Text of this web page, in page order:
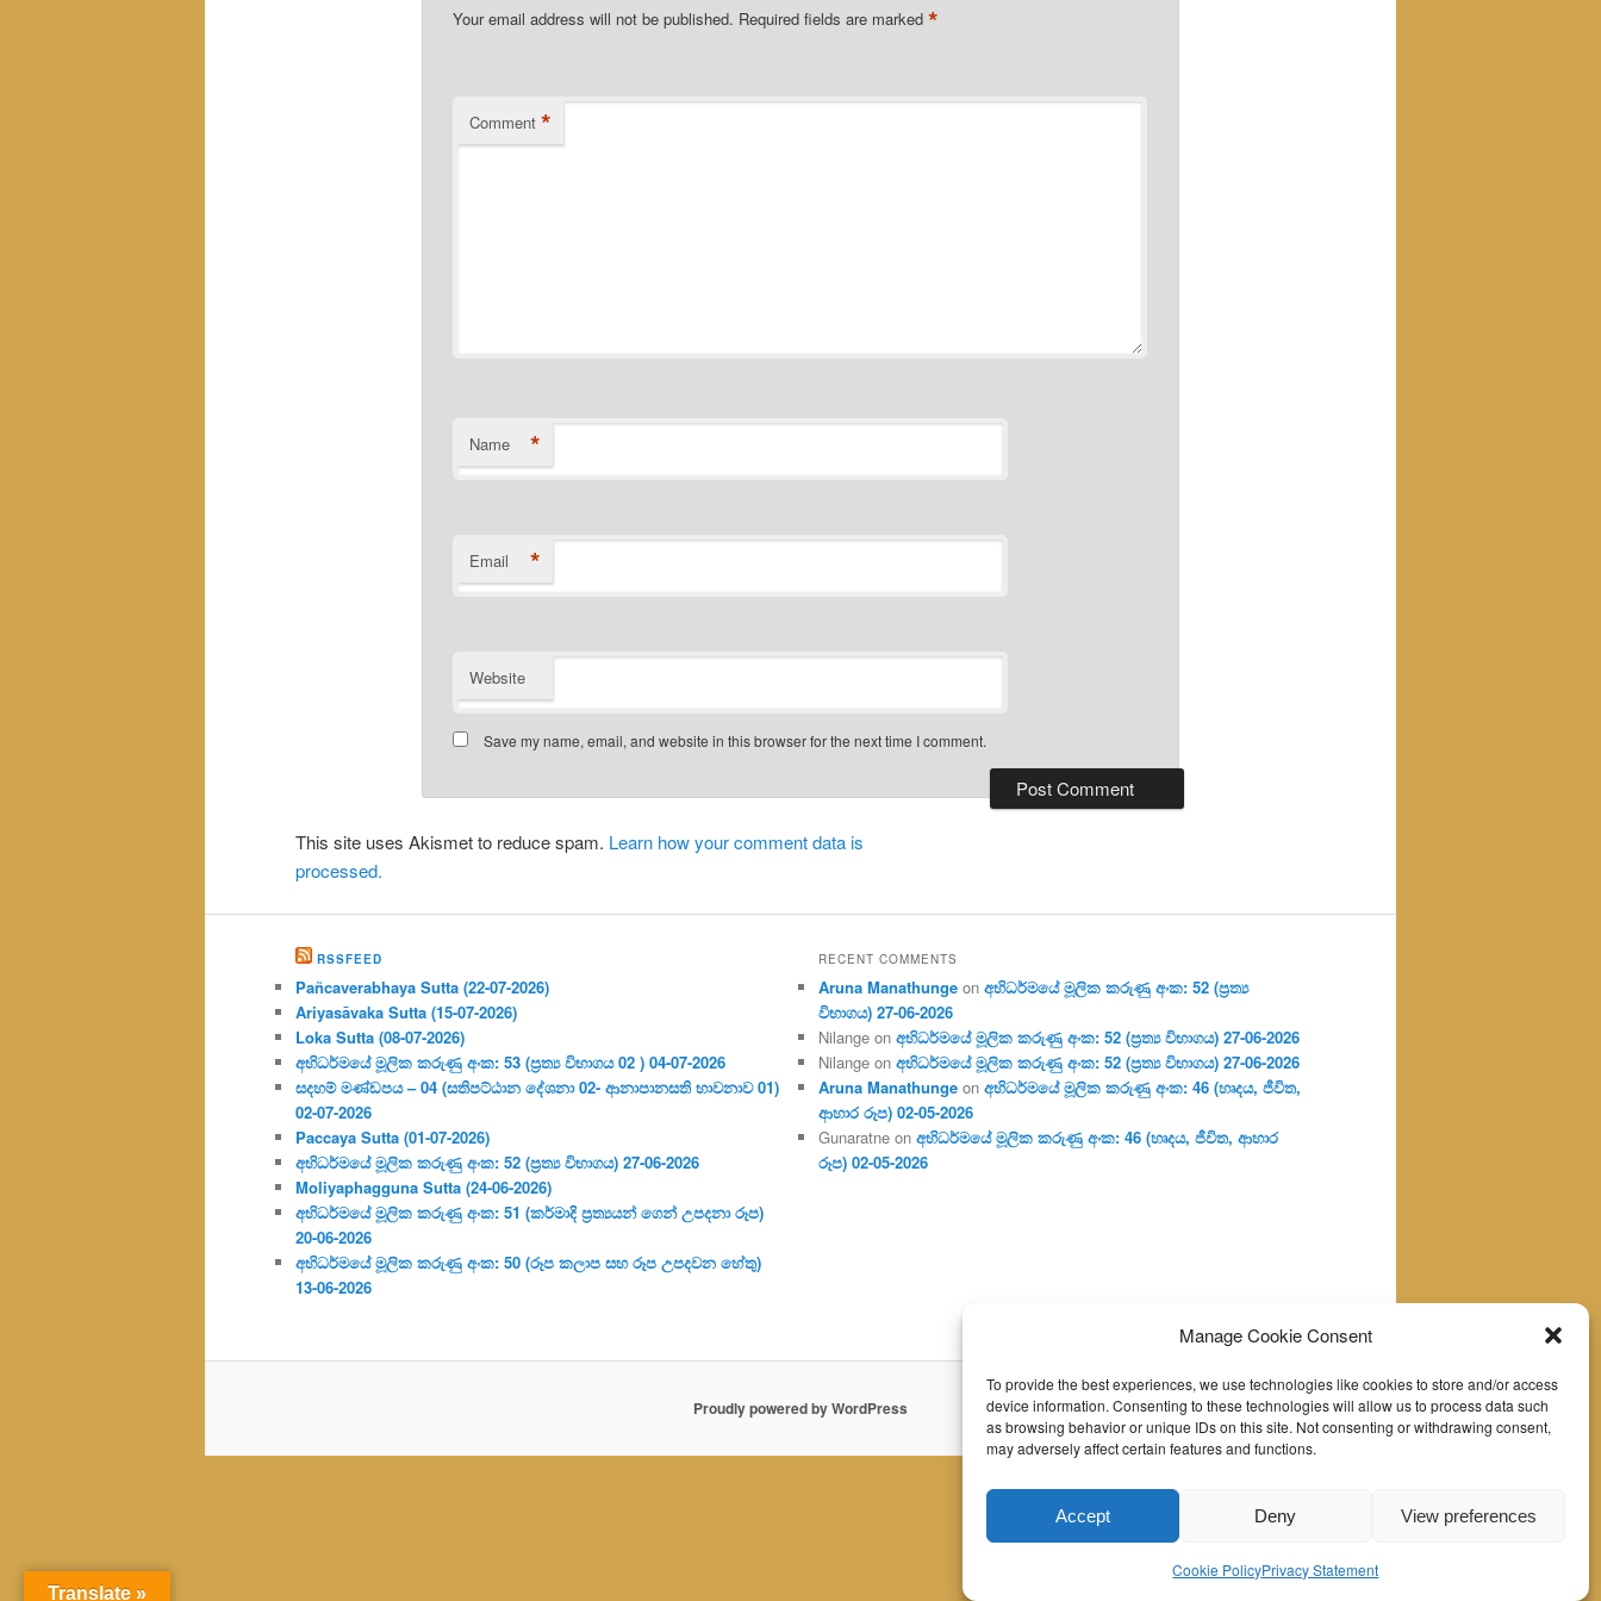
Manage Cookie Consent
To provide the best experiences, we use technologies like cookies to store and/or access
device information. Consenting to these technologies will allow us to process data such
as browsing behavior or unique IDs on this site. Not consenting or withdrawing consent,
may adversely affect certain features and functions.
Accept Deny View preferences
Cookie PolicyPrivacy Statement
Your email address will not be published. Required fields are marked *
Comment *
Name *
Email *
Website
Save my name, email, and website in this browser for the next time I comment.
This site uses Akismet to reduce spam. Learn how your comment data is
processed.
RSSFEED
Pañcaverabhaya Sutta (22-07-2026)
Ariyasāvaka Sutta (15-07-2026)
Loka Sutta (08-07-2026)
අභිධර්මයේ මූලික කරුණු අංක: 53 (ප්‍ර‍ත්‍ය විභාගය 02 ) 04-07-2026
සදහම් මණ්ඩපය – 04 (සතිපට්ඨාන දේශනා 02- ආනාපානසති භාවනාව 01)
02-07-2026
Paccaya Sutta (01-07-2026)
අභිධර්මයේ මූලික කරුණු අංක: 52 (ප්‍ර‍ත්‍ය විභාගය) 27-06-2026
Moliyaphagguna Sutta (24-06-2026)
අභිධර්මයේ මූලික කරුණු අංක: 51 (කර්මාදි ප්‍ර‍ත්‍යයන් ගෙන් උපදනා රූප)
20-06-2026
අභිධර්මයේ මූලික කරුණු අංක: 50 (රූප කලාප සහ රූප උපදවන හේතු)
13-06-2026
RECENT COMMENTS
Aruna Manathunge onඅභිධර්මයේ මූලික කරුණු අංක: 52 (ප්‍ර‍ත්‍ය
විභාගය) 27-06-2026
Nilange onඅභිධර්මයේ මූලික කරුණු අංක: 52 (ප්‍ර‍ත්‍ය විභාගය) 27-06-2026
Nilange onඅභිධර්මයේ මූලික කරුණු අංක: 52 (ප්‍ර‍ත්‍ය විභාගය) 27-06-2026
Aruna Manathunge onඅභිධර්මයේ මූලික කරුණු අංක: 46 (හෘදය, ජීවිත,
ආහාර රූප) 02-05-2026
Gunaratne onඅභිධර්මයේ මූලික කරුණු අංක: 46 (හෘදය, ජීවිත, ආහාර
රූප) 02-05-2026
Proudly powered by WordPress
Translate »